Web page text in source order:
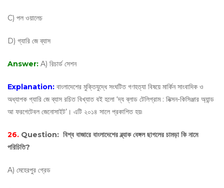
C) পল ওয়ালেচ
D) গ্যারি জে ব্যাস
Answer: A) রিচার্ড সেশন
Explanation: বাংলাদেশের মুক্তিযুদ্ধে সংঘটিত গণহত্যা বিষয়ে মার্কিন সাংবাদিক ও
অধ্যাপক গ্যারি জে ব্যাস রচিত বিখ্যাত বই হলো ‘দ্য ব্লাড টেলিগ্রাম : নিক্সন-কিসিঞ্জার অ্যান্ড
আ ফরগেটেবল জেনোসাইট’। এটি ২০১৪ সালে প্রকাশিত হয়৷
26. Question: বিশ্ব বাজারে বাংলাদেশের ব্ল্যাক বেঙ্গল ছাগলের চামড়া কি নামে
পরিচিতি?
A) মেহেরপুর গ্রেড